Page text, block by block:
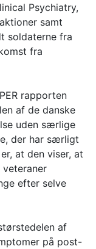
Psychiatry,
samt
soldaterne fra
fra
rapporten
af de danske
uden særlige
der har særligt
at den viser, at
efter selve
af
på post-